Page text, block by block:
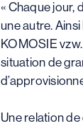
« Chaque jour,
une autre.
KOMOSIE
situation de
Une relation